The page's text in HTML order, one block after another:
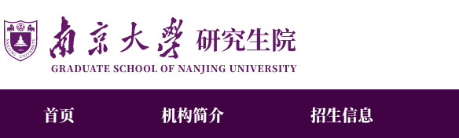
首页 机构简介 招生信息